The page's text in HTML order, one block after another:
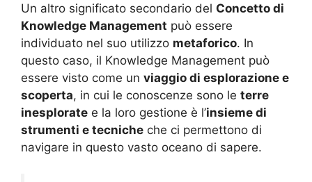
Un altro significato secondario del Concetto di
Knowledge Management può essere
individuato nel suo utilizzo metaforico. In
questo caso, il Knowledge Management può
essere visto come un viaggio di esplorazione e
scoperta, in cui le conoscenze sono le terre
inesplorate e la loro gestione è l’insieme di
strumenti e tecniche che ci permettono di
navigare in questo vasto oceano di sapere.